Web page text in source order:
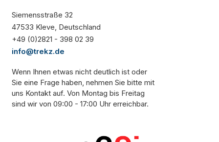
Siemensstraße 32
47533 Kleve, Deutschland
+49 (0)2821 - 398 02 39
info@trekz.de
Wenn Ihnen etwas nicht deutlich ist oder
Sie eine Frage haben, nehmen Sie bitte mit
uns Kontakt auf. Von Montag bis Freitag
sind wir von 09:00 - 17:00 Uhr erreichbar.